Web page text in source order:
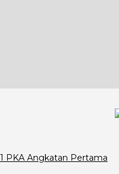
PKA Angkatan Pertama